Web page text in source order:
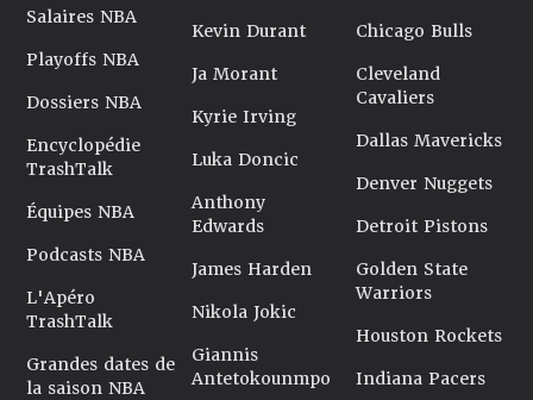
Salaires NBA
Playoffs NBA
Dossiers NBA
Encyclopédie
TrashTalk
Équipes NBA
Podcasts NBA
L'Apéro
TrashTalk
Grandes dates de
la saison NBA
Kevin Durant
Ja Morant
Kyrie Irving
Luka Doncic
Anthony
Edwards
James Harden
Nikola Jokic
Giannis
Antetokounmpo
Chicago Bulls
Cleveland
Cavaliers
Dallas Mavericks
Denver Nuggets
Detroit Pistons
Golden State
Warriors
Houston Rockets
Indiana Pacers